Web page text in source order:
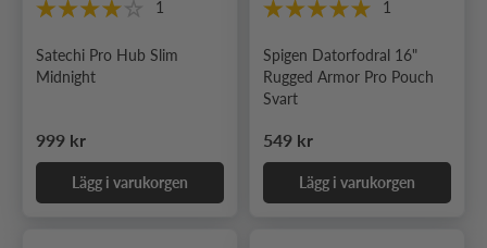
1
Satechi Pro Hub Slim
Midnight
Ordinarie pris
999 kr
Lägg i varukorgen
1
Spigen Datorfodral 16"
Rugged Armor Pro Pouch
Svart
Ordinarie pris
549 kr
Lägg i varukorgen